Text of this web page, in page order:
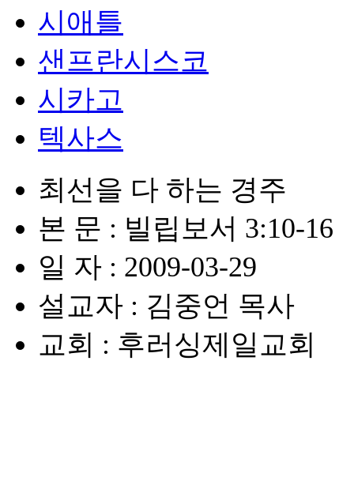
시애틀
샌프란시스코
시카고
텍사스
최선을 다 하는 경주
본 문 : 빌립보서 3:10-16
일 자 : 2009-03-29
설교자 : 김중언 목사
교회 : 후러싱제일교회